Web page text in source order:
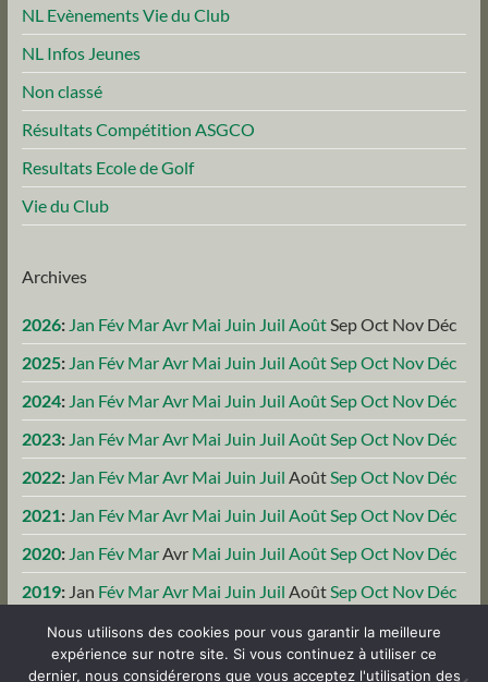
NL Evènements Vie du Club
NL Infos Jeunes
Non classé
Résultats Compétition ASGCO
Resultats Ecole de Golf
Vie du Club
Archives
2026: Jan Fév Mar Avr Mai Juin Juil Août SepOct Nov Déc
2025: Jan Fév Mar Avr Mai Juin Juil Août SepOct Nov Déc
2024: Jan Fév Mar Avr Mai Juin Juil Août SepOct Nov Déc
2023: Jan Fév Mar Avr Mai Juin Juil Août SepOct Nov Déc
2022: Jan Fév Mar Avr Mai Juin Juil Août SepOct Nov Déc
2021: Jan Fév Mar Avr Mai Juin Juil Août SepOct Nov Déc
2020: Jan Fév Mar Avr Mai Juin Juil Août SepOct Nov Déc
2019: Jan Fév Mar Avr Mai Juin Juil Août SepOct Nov Déc
Nous utilisons des cookies pour vous garantir la meilleure
expérience sur notre site. Si vous continuez à utiliser ce
dernier, nous considérerons que vous acceptez l'utilisation des